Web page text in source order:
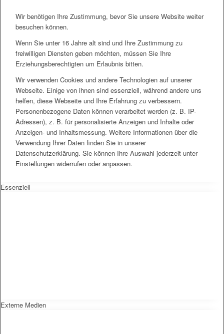
Wir benötigen Ihre Zustimmung, bevor Sie unsere Website weiter
besuchen können.
Wenn Sie unter 16 Jahre alt sind und Ihre Zustimmung zu
freiwilligen Diensten geben möchten, müssen Sie Ihre
Erziehungsberechtigten um Erlaubnis bitten.
Wir verwenden Cookies und andere Technologien auf unserer
Webseite. Einige von ihnen sind essenziell, während andere uns
helfen, diese Webseite und Ihre Erfahrung zu verbessern.
Personenbezogene Daten können verarbeitet werden (z. B. IP-
Adressen), z. B. für personalisierte Anzeigen und Inhalte oder
Anzeigen- und Inhaltsmessung. Weitere Informationen über die
Verwendung Ihrer Daten finden Sie in unserer
Datenschutzerklärung. Sie können Ihre Auswahl jederzeit unter
Einstellungen widerrufen oder anpassen.
Essenziell
Externe Medien